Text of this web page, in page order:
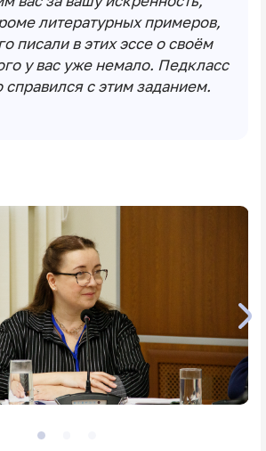
литературных примеров,
писали в этих эссе о своём
у вас уже немало. Педкласс
справился с этим заданием.